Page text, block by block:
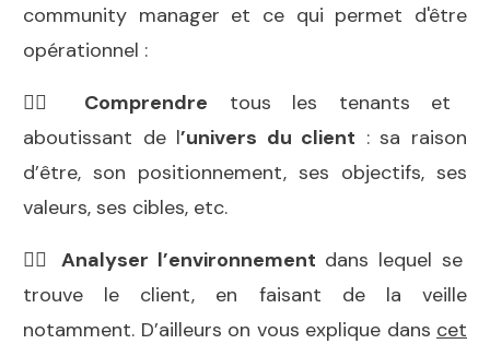
community manager et ce qui permet d'être
opérationnel :
👉🏻 Comprendre tous les tenants et
aboutissant de l’univers du client : sa raison
d’être, son positionnement, ses objectifs, ses
valeurs, ses cibles, etc.
👉🏻 Analyser l’environnement dans lequel se
trouve le client, en faisant de la veille
notamment. D’ailleurs on vous explique dans cet